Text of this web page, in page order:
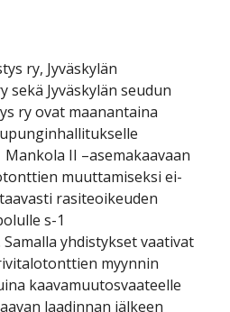
ry, Jyväskylän
Jyväskylän seudun
ry ovat maanantaina
II –asemakaavaan
muuttamiseksi ei-
rasiteoikeuden
s-1
yhdistykset vaativat
myynnin
kaavamuutosvaateelle
laadinnan jälkeen